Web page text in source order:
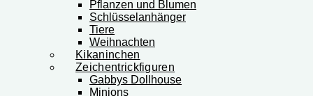
Pflanzen und Blumen
Schlüsselanhänger
Tiere
Weihnachten
Kikaninchen
Zeichentrickfiguren
Gabbys Dollhouse
Minions